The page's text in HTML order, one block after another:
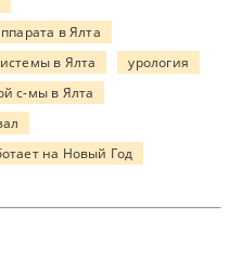
в Ялта
в Ялта
урология
с-мы в Ялта
на Новый Год